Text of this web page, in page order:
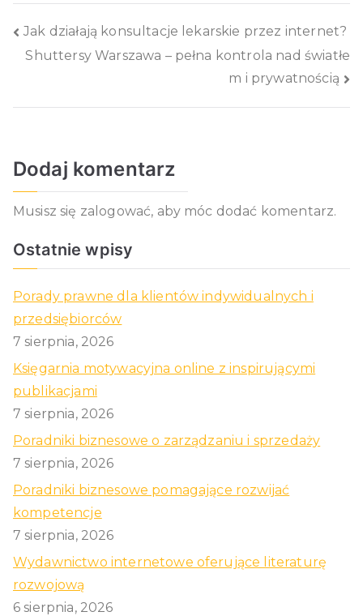
Nawigacja
wpisu
Jak działają konsultacje lekarskie przez internet?
Shuttersy Warszawa – pełna kontrola nad światłe
m i prywatnością
Dodaj komentarz
Musisz się zalogować, aby móc dodać komentarz.
Ostatnie wpisy
Porady prawne dla klientów indywidualnych i
przedsiębiorców
7 sierpnia, 2026
Księgarnia motywacyjna online z inspirującymi
publikacjami
7 sierpnia, 2026
Poradniki biznesowe o zarządzaniu i sprzedaży
7 sierpnia, 2026
Poradniki biznesowe pomagające rozwijać
kompetencje
7 sierpnia, 2026
Wydawnictwo internetowe oferujące literaturę
rozwojową
6 sierpnia, 2026